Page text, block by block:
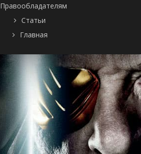
Правообладателям
Статьи
Главная